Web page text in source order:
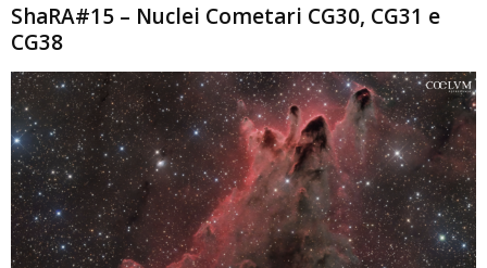
ShaRA#15 – Nuclei Cometari CG30, CG31 e
CG38